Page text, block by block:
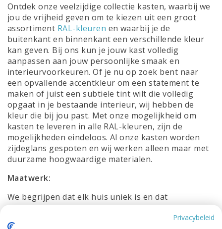
Ontdek onze veelzijdige collectie kasten, waarbij we
jou de vrijheid geven om te kiezen uit een groot
assortiment RAL-kleuren en waarbij je de
buitenkant en binnenkant een verschillende kleur
kan geven. Bij ons kun je jouw kast volledig
aanpassen aan jouw persoonlijke smaak en
interieurvoorkeuren. Of je nu op zoek bent naar
een opvallende accentkleur om een statement te
maken of juist een subtiele tint wilt die volledig
opgaat in je bestaande interieur, wij hebben de
kleur die bij jou past. Met onze mogelijkheid om
kasten te leveren in alle RAL-kleuren, zijn de
mogelijkheden eindeloos. Al onze kasten worden
zijdeglans gespoten en wij werken alleen maar met
duurzame hoogwaardige materialen.
Maatwerk:
We begrijpen dat elk huis uniek is en dat
standaardmaten niet altijd aan jouw specifieke
Privacybeleid